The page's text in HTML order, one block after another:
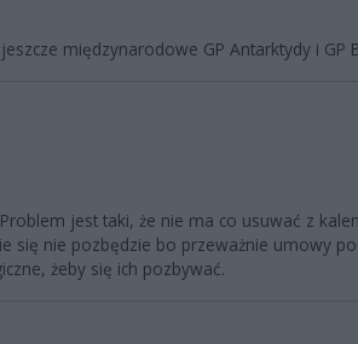
międzynarodowe GP Antarktydy i GP
Problem jest taki, że nie ma co usuwać z
się nie pozbędzie bo przeważnie umowy
żeby się ich pozbywać.